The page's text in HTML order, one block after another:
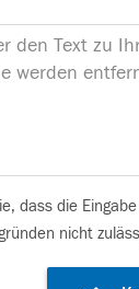
dass die
nicht